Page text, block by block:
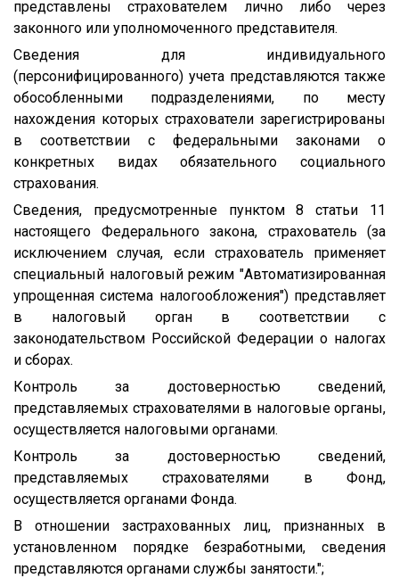
представлены страхователем лично либо через
законного или уполномоченного представителя.
Сведения для индивидуального
(персонифицированного) учета представляются также
обособленными подразделениями, по месту
нахождения которых страхователи зарегистрированы
в соответствии с федеральными законами о
конкретных видах обязательного социального
страхования.
Сведения, предусмотренные пунктом 8 статьи 11
настоящего Федерального закона, страхователь (за
исключением случая, если страхователь применяет
специальный налоговый режим "Автоматизированная
упрощенная система налогообложения") представляет
в налоговый орган в соответствии с
законодательством Российской Федерации о налогах
и сборах.
Контроль за достоверностью сведений,
представляемых страхователями в налоговые органы,
осуществляется налоговыми органами.
Контроль за достоверностью сведений,
представляемых страхователями в Фонд,
осуществляется органами Фонда.
В отношении застрахованных лиц, признанных в
установленном порядке безработными, сведения
представляются органами службы занятости.";